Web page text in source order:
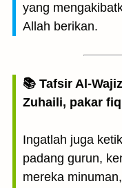
yang
Allah berikan.
📚 Tafsir Al-
Zuhaili, pakar
Ingatlah juga
padang gurun,
mereka